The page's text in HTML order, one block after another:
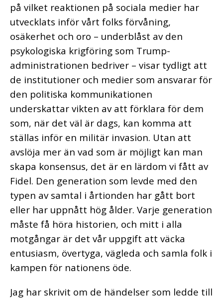
på vilket reaktionen på sociala medier har
utvecklats inför vårt folks förvåning,
osäkerhet och oro – underblåst av den
psykologiska krigföring som Trump-
administrationen bedriver – visar tydligt att
de institutioner och medier som ansvarar för
den politiska kommunikationen
underskattar vikten av att förklara för dem
som, när det väl är dags, kan komma att
ställas inför en militär invasion. Utan att
avslöja mer än vad som är möjligt kan man
skapa konsensus, det är en lärdom vi fått av
Fidel. Den generation som levde med den
typen av samtal i årtionden har gått bort
eller har uppnått hög ålder. Varje generation
måste få höra historien, och mitt i alla
motgångar är det vår uppgift att väcka
entusiasm, övertyga, vägleda och samla folk i
kampen för nationens öde.
Jag har skrivit om de händelser som ledde till